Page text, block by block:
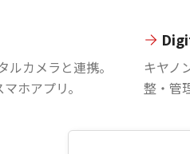
カメラと連携。
ホアプリ。
キヤノ
整・管